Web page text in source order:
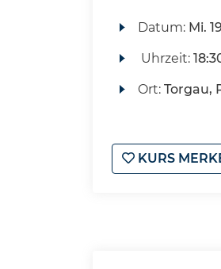
Datum: Mi.
Uhrzeit:
Ort: Torgau,
KURS